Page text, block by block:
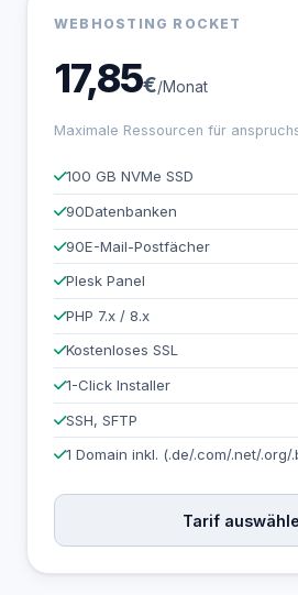
WEBHOSTING ROCKET
€
17,85 /Monat
Maximale Ressourcen für
100 GB NVMe SSD
90Datenbanken
90E-Mail-Postfächer
Plesk Panel
PHP 7.x / 8.x
Kostenloses SSL
1-Click Installer
SSH, SFTP
1 Domain inkl. (.de/.com/.net/.org/
Tarif